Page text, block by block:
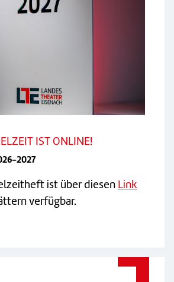
IST ONLINE!
2027
ist über diesen Link
verfügbar.